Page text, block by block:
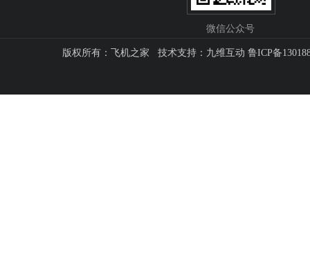
微信公众号
版权所有：飞机之家 技术支持： 九维互动 鲁ICP备